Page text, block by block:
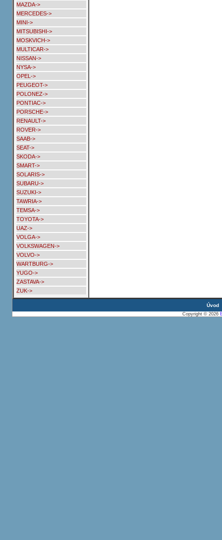
MAZDA->
MERCEDES->
MINI->
MITSUBISHI->
MOSKVICH->
MULTICAR->
NISSAN->
NYSA->
OPEL->
PEUGEOT->
POLONEZ->
PONTIAC->
PORSCHE->
RENAULT->
ROVER->
SAAB->
SEAT->
SKODA->
SMART->
SOLARIS->
SUBARU->
SUZUKI->
TAWRIA->
TEMSA->
TOYOTA->
UAZ->
VOLGA->
VOLKSWAGEN->
VOLVO->
WARTBURG->
YUGO->
ZASTAVA->
ZUK->
Úvod
Copyright © 2026